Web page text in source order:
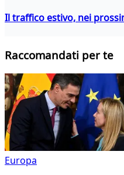
Il traffico estivo, nei
Raccomandati per te
Europa